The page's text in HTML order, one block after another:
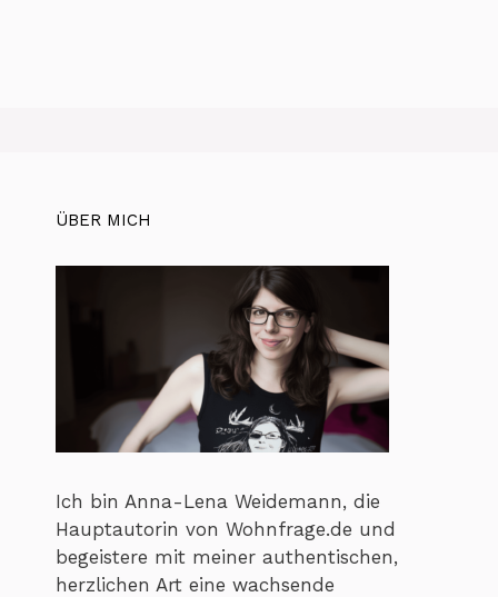
ÜBER MICH
Ich bin Anna-Lena Weidemann, die
Hauptautorin von Wohnfrage.de und
begeistere mit meiner authentischen,
herzlichen Art eine wachsende